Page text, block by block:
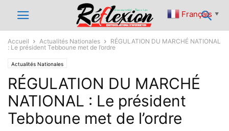
Accueil Actualités Nationales
RÉGULATION DU MARCHÉ NATIONAL
: Le président Tebboune met de l’ordre
Actualités Nationales
RÉGULATION DU MARCHÉ
NATIONAL : Le président
Tebboune met de l’ordre
Français ▼